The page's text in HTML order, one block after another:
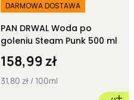
DARMOWA DOSTAWA
PAN DRWAL Woda po
goleniu Steam Punk 500 ml
158,99 zł
31,80 zł / 100ml